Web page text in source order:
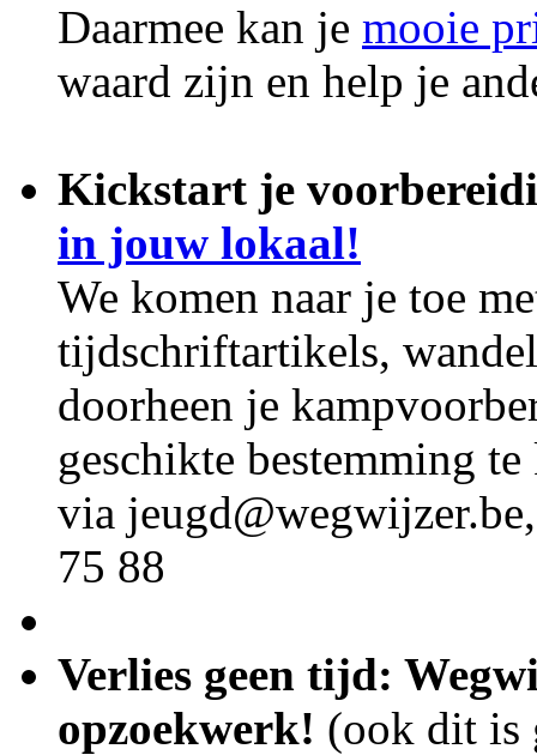
Daarmee kan je mooie
waard zijn en help je
Kickstart je
in jouw lokaal!
We komen naar je toe
tijdschriftartikels,
doorheen je
geschikte bestemming
via
75 88
Verlies geen tijd:
opzoekwerk! (ook dit is